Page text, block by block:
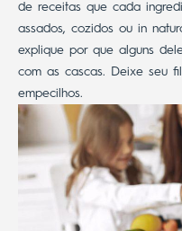
de receitas que cada
assados, cozidos ou in
explique por que alguns
com as cascas. Deixe seu
empecilhos.